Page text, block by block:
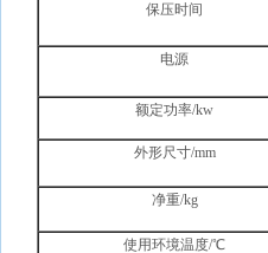
保压时间
电源
额定功率/kw
外形尺寸/mm
净重/kg
使用环境温度/℃